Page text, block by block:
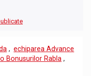
, echiparea Advance
Bonusurilor Rabla ,